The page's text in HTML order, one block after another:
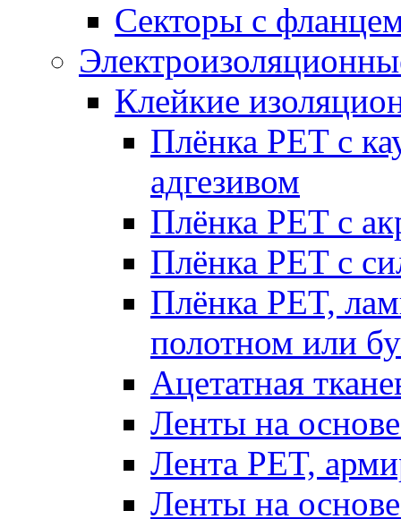
Секторы с
Клейкие
Плёнка PET с
адгезивом
Плёнка PET с
Плёнка PET с
Плёнка PET,
полотном или
Ацетатная
Ленты на
Лента PET,
Ленты на